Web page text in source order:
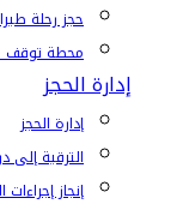
حجز رحلة
محطة
إدارة الحجز
إدارة الحجز
الترقية إلى
إنجاز إجراءات